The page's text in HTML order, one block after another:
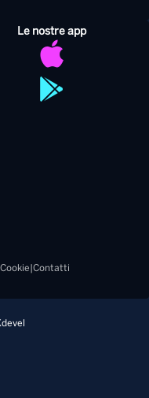
Le nostre app
Cookie Contatti